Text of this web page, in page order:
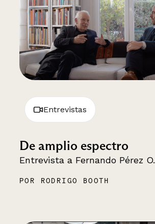
Entrevistas
De amplio espectro
Entrevista a Fernando Pérez O.
POR RODRIGO BOOTH